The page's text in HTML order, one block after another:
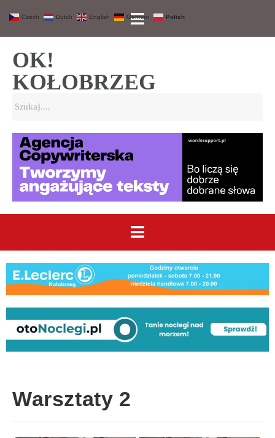
OK!
KOŁOBRZEG
Warsztaty 2
Czech Dutch English German Polish